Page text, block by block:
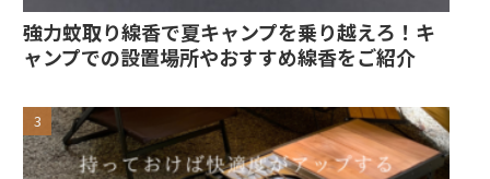
強力蚊取り線香で夏キャンプを乗り越えろ！キ
ャンプでの設置場所やおすすめ線香をご紹介